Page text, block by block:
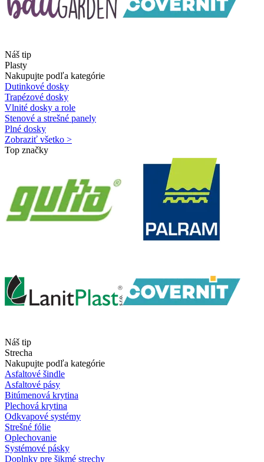
Náš tip
Plasty
Nakupujte podľa kategórie
Dutinkové dosky
Trapézové dosky
Vlnité dosky a role
Stenové a strešné panely
Plné dosky
Zobraziť všetko >
Top značky
Náš tip
Strecha
Nakupujte podľa kategórie
Asfaltové šindle
Asfaltové pásy
Bitúmenová krytina
Plechová krytina
Odkvapové systémy
Strešné fólie
Oplechovanie
Systémové pásky
Doplnky pre šikmé strechy